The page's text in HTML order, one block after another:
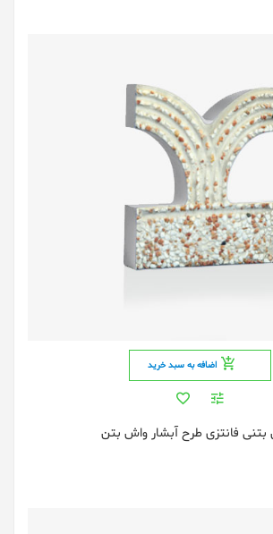
اضافه به سبد خرید
فانتزی طرح آبشار واش بتن